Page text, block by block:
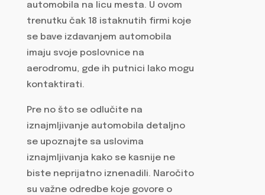
automobila na licu mesta. U ovom
trenutku čak 18 istaknutih firmi koje
se bave izdavanjem automobila
imaju svoje poslovnice na
aerodromu, gde ih putnici lako mogu
kontaktirati.
Pre no što se odlučite na
iznajmljivanje automobila detaljno
se upoznajte sa uslovima
iznajmljivanja kako se kasnije ne
biste neprijatno iznenadili. Naročito
su važne odredbe koje govore o